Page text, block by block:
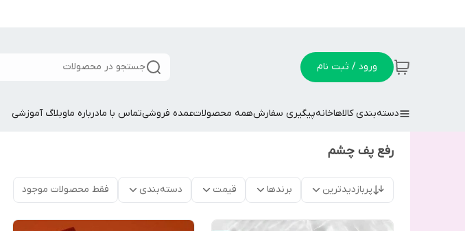
ورود / ثبت نام جستجو در محصولات
دسته‌بندی کالاهاخانهپیگیری سفارشهمه محصولاتعمده فروشیتماس با مادرباره ماوبلاگ آموزشی
رفع پف چشم
پربازدیدترین برندها قیمت دسته‌بندی فقط محصولات موجود